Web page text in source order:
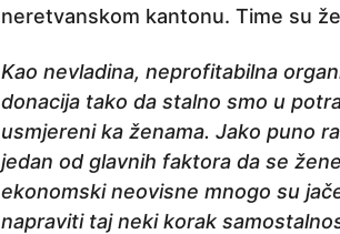
neretvanskom kantonu. Time su
Kao nevladina, neprofitabilna
donacija tako da stalno smo u
usmjereni ka ženama. Jako puno
jedan od glavnih faktora da se
ekonomski neovisne mnogo su
napraviti taj neki korak